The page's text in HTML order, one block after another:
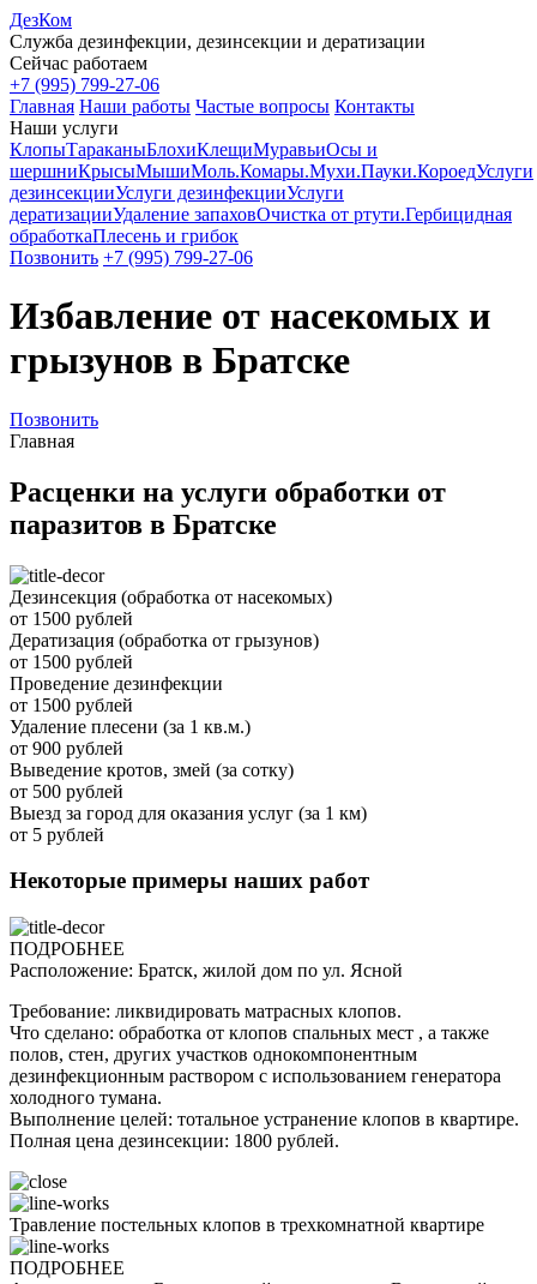
ДезКом
Служба дезинфекции, дезинсекции и дератизации
Сейчас работаем
+7 (995) 799-27-06
Главная Наши работы Частые вопросы Контакты
Наши услуги
КлопыТараканыБлохиКлещиМуравьиОсы и
шершниКрысыМышиМоль.Комары.Мухи.Пауки.КороедУслуги
дезинсекцииУслуги дезинфекцииУслуги
дератизацииУдаление запаховОчистка от ртути.Гербицидная
обработкаПлесень и грибок
Позвонить +7 (995) 799-27-06
Избавление от насекомых и
грызунов в Братске
Позвонить
Главная
Расценки на услуги обработки от
паразитов в Братске
Дезинсекция (обработка от насекомых)
от 1500 рублей
Дератизация (обработка от грызунов)
от 1500 рублей
Проведение дезинфекции
от 1500 рублей
Удаление плесени (за 1 кв.м.)
от 900 рублей
Выведение кротов, змей (за сотку)
от 500 рублей
Выезд за город для оказания услуг (за 1 км)
от 5 рублей
Некоторые примеры наших работ
ПОДРОБНЕЕ
Расположение: Братск, жилой дом по ул. Ясной
Требование: ликвидировать матрасных клопов.
Что сделано: обработка от клопов спальных мест , а также
полов, стен, других участков однокомпонентным
дезинфекционным раствором с использованием генератора
холодного тумана.
Выполнение целей: тотальное устранение клопов в квартире.
Полная цена дезинсекции: 1800 рублей.
Травление постельных клопов в трехкомнатной квартире
ПОДРОБНЕЕ